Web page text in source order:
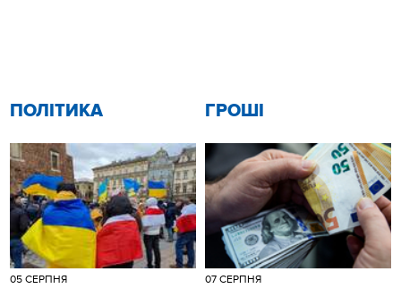
ПОЛІТИКА
05 СЕРПНЯ
ГРОШІ
07 СЕРПНЯ